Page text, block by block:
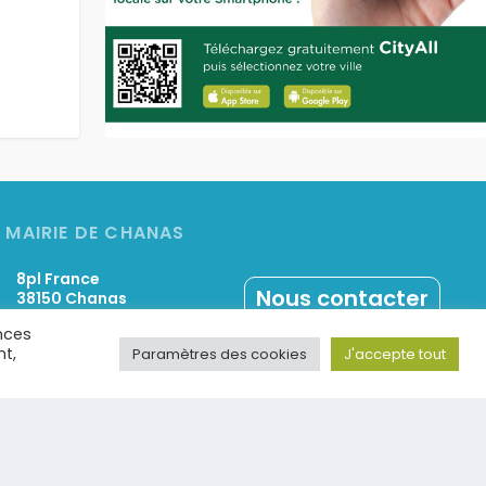
MAIRIE DE CHANAS
8pl France
38150 Chanas
Nous contacter
Paramètres des cookies J'accepte tout